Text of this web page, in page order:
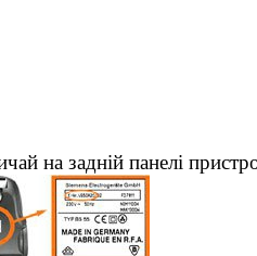
на задній панелі